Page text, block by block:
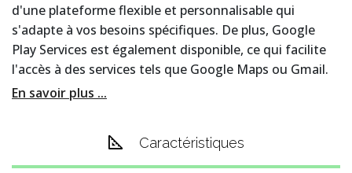
d'une plateforme flexible et personnalisable qui
s'adapte à vos besoins spécifiques. De plus, Google
Play Services est également disponible, ce qui facilite
l'accès à des services tels que Google Maps ou Gmail.
En savoir plus ...
Caractéristiques